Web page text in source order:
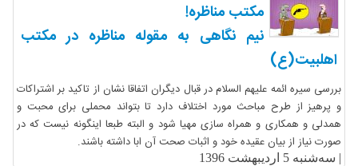
مکتب مناظره!
نیم نگاهی به مقوله مناظره در مکتب
اهلبیت(ع)
بررسی سیره ائمه علیهم السلام در قبال دیگران اتفاقا نشان از تاکید بر اشتراکات
و پرهیز از طرح مباحث مورد اختلاف دارد تا بتواند محملی برای محبت و
همدلی و همکاری و همراه سازی مهیا شود و البته طبعا اینگونه نیست که در
صورت نیاز از بیان عقیده خود و اثبات صحت آن ابا داشته باشند.
| سه‌شنبه 5 اردیبهشت 1396